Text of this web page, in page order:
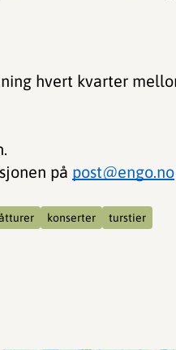
hvert kvarter
på post@engo.no
konserter
turstier